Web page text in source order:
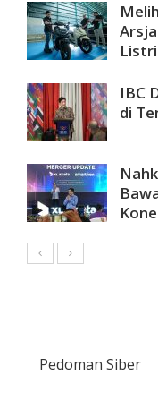
IBC
di
Pedoman Siber